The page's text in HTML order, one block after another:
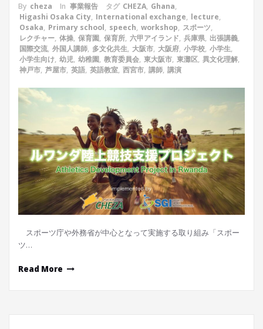
By cheza In 事業報告 タグ CHEZA, Ghana,
Higashi Osaka City, International exchange, lecture,
Osaka, Primary school, speech, workshop, スポーツ,
レクチャー, 体操, 保育園, 保育所, 六甲アイランド, 兵庫県, 出張講義,
国際交流, 外国人講師, 多文化共生, 大阪市, 大阪府, 小学校, 小学生,
小学生向け, 幼児, 幼稚園, 教育委員会, 東大阪市, 東灘区, 異文化理解,
神戸市, 芦屋市, 英語, 英語教室, 西宮市, 講師, 講演
スポーツ庁や外務省が中心となって実施する取り組み「スポー
ツ…
Read More